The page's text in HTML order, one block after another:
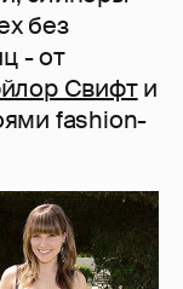
без
- от
Свифти
fashion-